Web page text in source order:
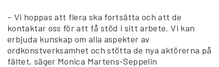
– Vi hoppas att flera ska fortsätta och att de
kontaktar oss för att få stöd i sitt arbete. Vi kan
erbjuda kunskap om alla aspekter av
ordkonstverksamhet och stötta de nya aktörerna på
fältet, säger Monica Martens-Seppelin